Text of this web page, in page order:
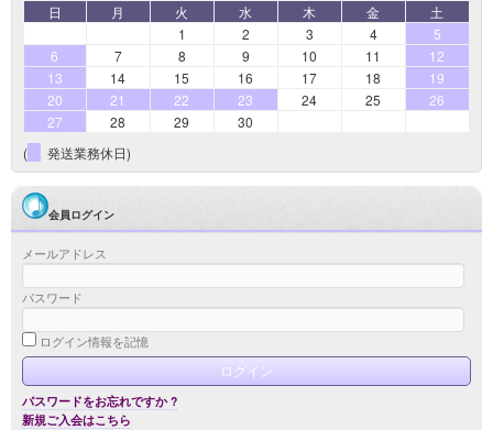
日 月 火 水 木 金
土
1
2 3 4
5
6
7 8 9 10 11
12
13
14 15 16 17 18
19
20
21 22 23 24 25
26
27
28 29
30
(
発送業務休日)
会員ログイン
メールアドレス
パスワード
ログイン情報を記憶
パスワードをお忘れですか ?
新規ご入会はこちら